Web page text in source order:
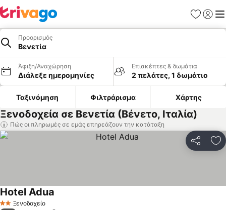
Προορισμός
Βενετία
Άφιξη/Αναχώρηση
Διάλεξε ημερομηνίες
Επισκέπτες & δωμάτια
2 πελάτες, 1 δωμάτιο
Ταξινόμηση Φιλτράρισμα Χάρτης
Ξενοδοχεία σε Βενετία (Βένετο, Ιταλία)
Πώς οι πληρωμές σε εμάς επηρεάζουν την κατάταξη
2 ΑστέριαΞενοδοχείο
Hotel Adua